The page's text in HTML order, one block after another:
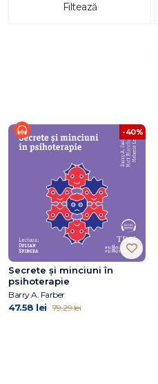
Filtează
-40%
Secrete și minciuni în
psihoterapie
Barry A. Farber
47.58 lei 79.29 lei